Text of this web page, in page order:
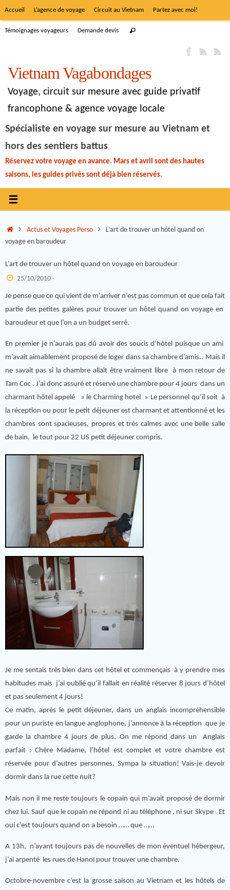
Accueil L’agence de voyage Circuit au Vietnam Partez avec moi!
Témoignages voyageurs Demande devis
Vietnam Vagabondages
Voyage, circuit sur mesure avec guide privatif
francophone & agence voyage locale
Spécialiste en voyage sur mesure au Vietnam et
hors des sentiers battus
Réservez votre voyage en avance. Mars et avril sont des hautes
saisons, les guides privés sont déjà bien réservés.
Actus et Voyages Perso
L’art de trouver un hôtel quand on
voyage en baroudeur
L’art de trouver un hôtel quand on voyage en baroudeur
25/10/2010 -
Je pense que ce qui vient de m’arriver n’est pas commun et que cela fait
partie des petites galères pour trouver un hôtel quand on voyage en
baroudeur et que l’on a un budget serré.
En premier je n’aurais pas dû avoir des soucis d’hôtel puisque un ami
m’avait aimablement proposé de loger dans sa chambre d’amis.. Mais il
ne savait pas si la chambre allait être vraiment libre à mon retour de
Tam Coc . J’ai donc assuré et réservé une chambre pour 4 jours dans un
charmant hôtel appelé » le Charming hotel » Le personnel qu’il soit à
la réception ou pour le petit déjeuner est charmant et attentionné et les
chambres sont spacieuses, propres et très calmes avec une belle salle
de bain, le tout pour 22 US petit déjeuner compris.
Je me sentais très bien dans cet hôtel et commençais à y prendre mes
habitudes mais j’ai oublié qu’il fallait en réalité réserver 8 jours d’hôtel
et pas seulement 4 jours!
Ce matin, après le petit déjeuner, dans un anglais incompréhensible
pour un puriste en langue anglophone, j’annonce à la réception que je
garde la chambre 4 jours de plus. On me répond dans un Anglais
parfait : Chère Madame, l’hôtel est complet et votre chambre est
réservée pour d’autres personnes. Sympa la situation! Vais-je devoir
dormir dans la rue cette nuit?
Mais non il me reste toujours le copain qui m’avait proposé de dormir
chez lui. Sauf que le copain ne répond ni au téléphone , ni sur Skype . Et
oui c’est toujours quand on a besoin …… que ……
A 13h, n’ayant toujours pas de nouvelles de mon éventuel hébergeur,
j’ai arpenté les rues de Hanoï pour trouver une chambre.
Octobre-novembre c’est la grosse saison au Vietnam et les hôtels de